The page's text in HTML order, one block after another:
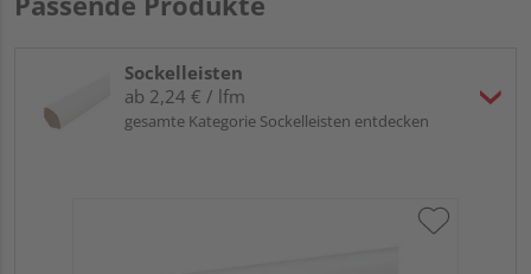
Sockelleisten
ab 2,24 € / lfm
gesamte Kategorie Sockelleisten entdecken